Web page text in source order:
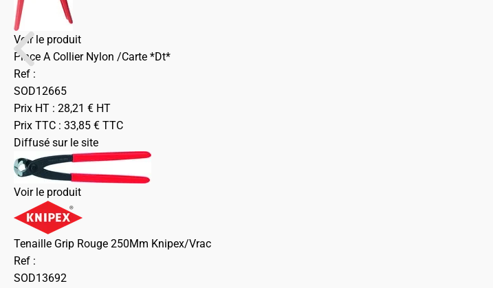
Voir le produit
Pince A Collier Nylon /Carte *Dt*
Ref :
SOD12665
Prix HT : 28,21 € HT
Prix TTC : 33,85 € TTC
Diffusé sur le site
Voir le produit
Tenaille Grip Rouge 250Mm Knipex/Vrac
Ref :
SOD13692